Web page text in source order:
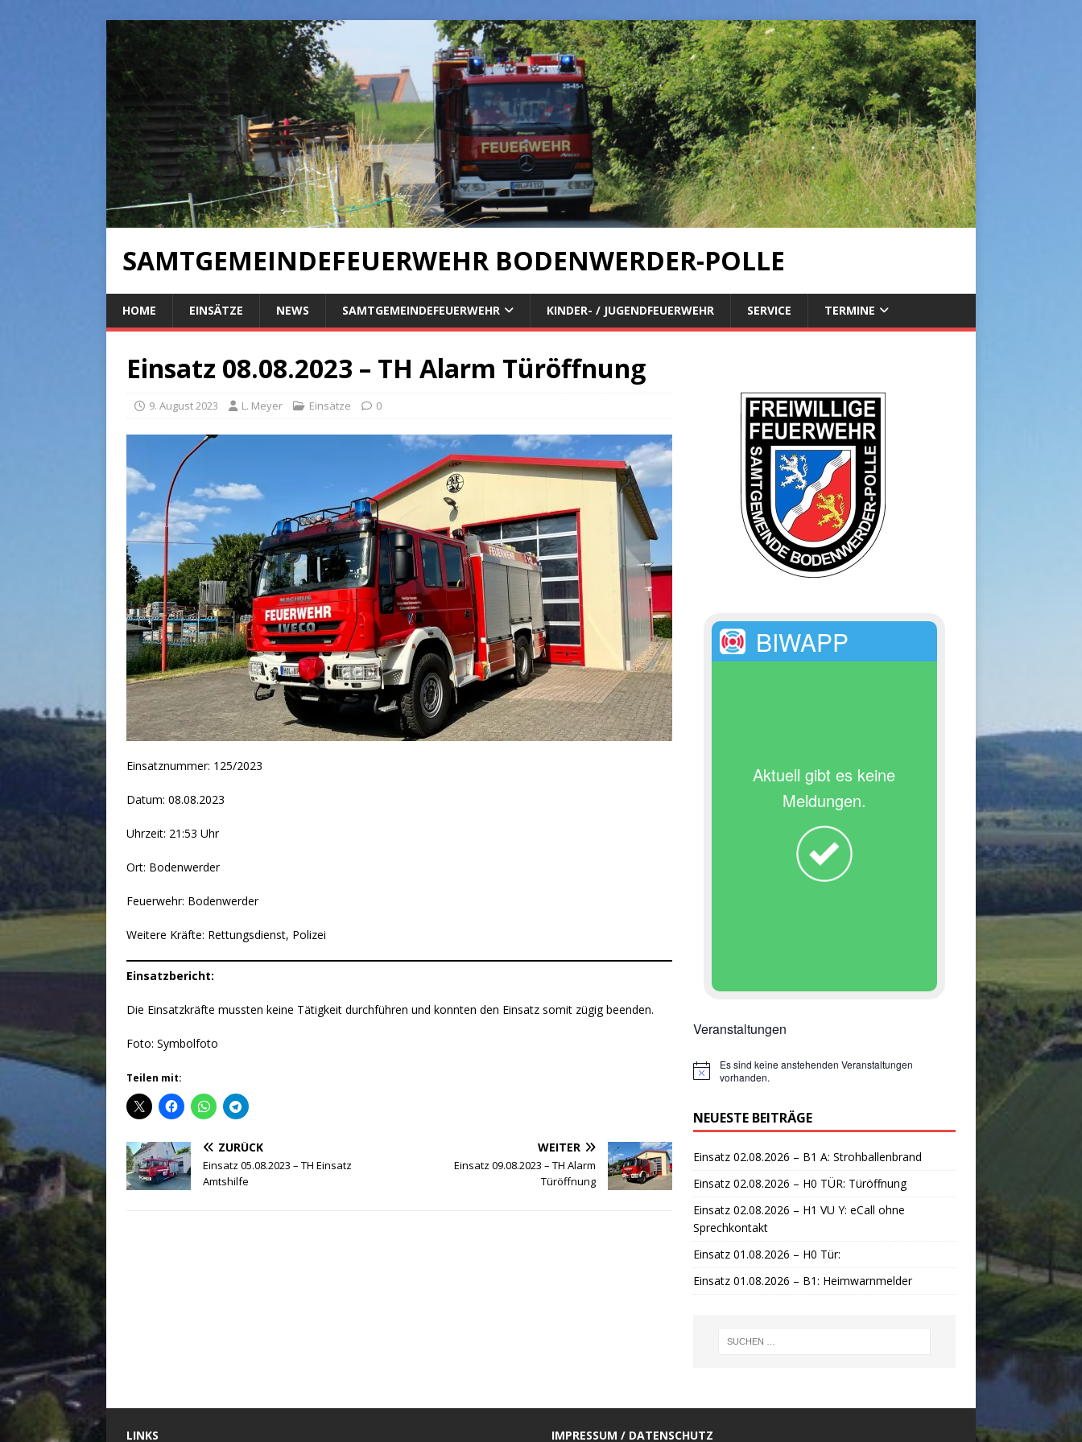
SAMTGEMEINDEFEUERWEHR BODENWERDER-POLLE
HOME EINSÄTZE NEWS SAMTGEMEINDEFEUERWEHR KINDER- / JUGENDFEUERWEHR SERVICE TERMINE
Einsatz 08.08.2023 – TH Alarm Türöffnung
9. August 2023 L. Meyer Einsätze 0
Einsatznummer: 125/2023
Datum: 08.08.2023
Uhrzeit: 21:53 Uhr
Ort: Bodenwerder
Feuerwehr: Bodenwerder
Weitere Kräfte: Rettungsdienst, Polizei
Einsatzbericht:
Die Einsatzkräfte mussten keine Tätigkeit durchführen und konnten den Einsatz somit zügig beenden.
Foto: Symbolfoto
Teilen mit:
ZURÜCK
Einsatz 05.08.2023 – TH Einsatz
Amtshilfe
WEITER
Einsatz 09.08.2023 – TH Alarm
Türöffnung
BIWAPP
Aktuell gibt es keine
Meldungen.
Veranstaltungen
H
w
e
s
Es sind keine anstehenden Veranstaltungen
vorhanden.
NEUESTE BEITRÄGE
Einsatz 02.08.2026 – B1 A: Strohballenbrand
Einsatz 02.08.2026 – H0 TÜR: Türöffnung
Einsatz 02.08.2026 – H1 VU Y: eCall ohne
Sprechkontakt
Einsatz 01.08.2026 – H0 Tür:
Einsatz 01.08.2026 – B1: Heimwarnmelder
LINKS IMPRESSUM / DATENSCHUTZ